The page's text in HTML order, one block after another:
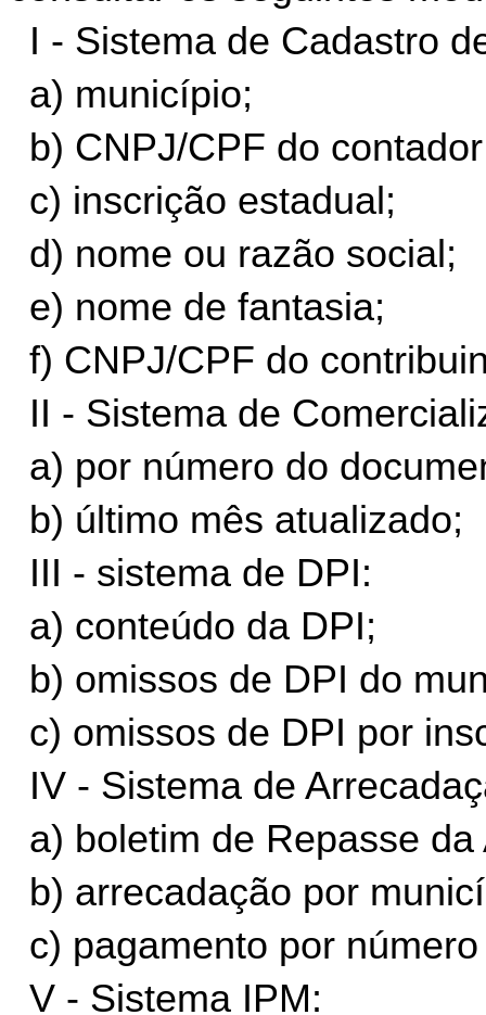
I - Sistema de Cadastro
a) município;
b) CNPJ/CPF do
c) inscrição estadual;
d) nome ou razão social;
e) nome de fantasia;
f) CNPJ/CPF do
II - Sistema de
a) por número do
b) último mês atualizado;
III - sistema de DPI:
a) conteúdo da DPI;
b) omissos de DPI do
c) omissos de DPI por
IV - Sistema de
a) boletim de Repasse
b) arrecadação por
c) pagamento por
V - Sistema IPM: